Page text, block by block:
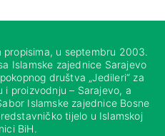
propisima, u septembru 2003.
Islamske zajednice Sarajevo
društva „Jedileri“ za
i proizvodnju – Sarajevo, a
Islamske zajednice Bosne
tijelo u Islamskoj
BiH.